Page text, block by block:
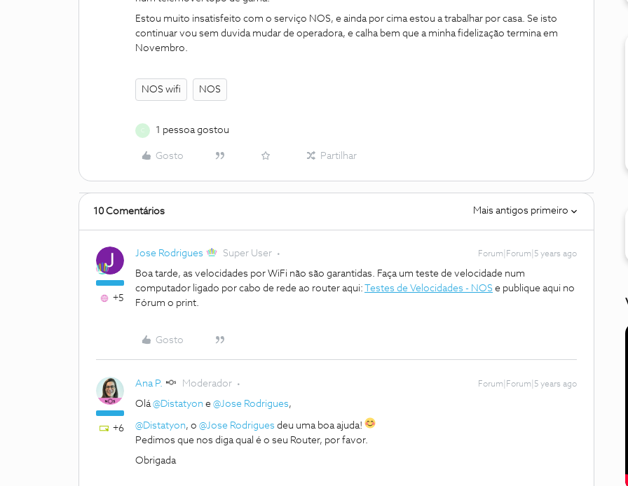
Estou muito insatisfeito com o serviço NOS, e ainda por cima estou a trabalhar por casa. Se isto
continuar vou sem duvida mudar de operadora, e calha bem que a minha fidelização termina em
Novembro.
NOS wifi NOS
1 pessoa gostou
Gosto Partilhar
10 Comentários Mais antigos primeiro
+5
Jose Rodrigues Super User Forum|Forum|5 years ago
Boa tarde, as velocidades por WiFi não são garantidas. Faça um teste de velocidade num
computador ligado por cabo de rede ao router aqui:
Testes de Velocidades - NOS e publique aqui no
Fórum o print.
Gosto
+6
Ana P. Moderador Forum|Forum|5 years ago
Olá@Distatyon e @Jose Rodrigues,
@Distatyon, o @Jose Rodrigues deu uma boa ajuda!
Pedimos que nos diga qual é o seu Router, por favor.
Obrigada